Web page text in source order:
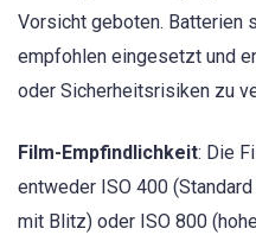
Vorsicht geboten. Batterien
empfohlen eingesetzt und
oder Sicherheitsrisiken zu
Film-Empfindlichkeit: Die
entweder ISO 400
mit Blitz) oder ISO 800